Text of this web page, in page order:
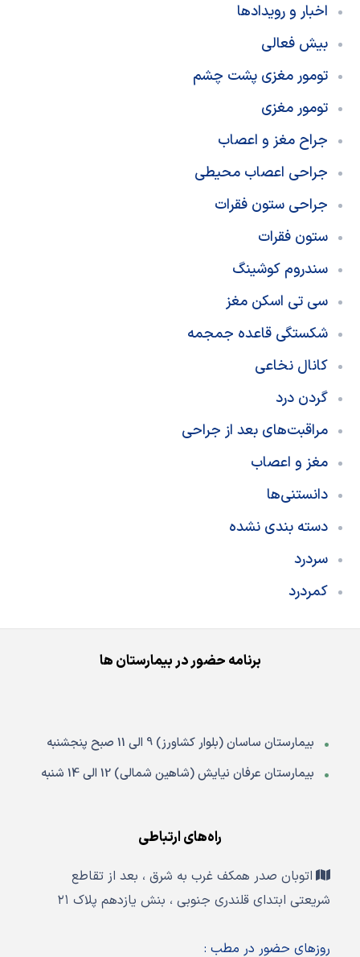
اخبار و رویدادها
بیش فعالی
تومور مغزی پشت چشم
تومور مغزی
جراح مغز و اعصاب
جراحی اعصاب محیطی
جراحی ستون فقرات
ستون فقرات
سندروم کوشینگ
سی تی اسکن مغز
شکستگی قاعده جمجمه
کانال نخاعی
گردن درد
مراقبت‌های بعد از جراحی
مغز و اعصاب
دانستنی‌ها
دسته بندی نشده
سردرد
کمردرد
برنامه حضور در بیمارستان ها
بیمارستان ساسان (بلوار کشاورز) 9 الی 11 صبح پنجشنبه
بیمارستان عرفان نیایش (شاهین شمالی) 12 الی 14 شنبه
راه‌های ارتباطی
اتوبان صدر همکف غرب به شرق ، بعد از تقاطع
شریعتی ابتدای قلندری جنوبی ، بنش یازدهم پلاک ۲۱
روزهای حضور در مطب :